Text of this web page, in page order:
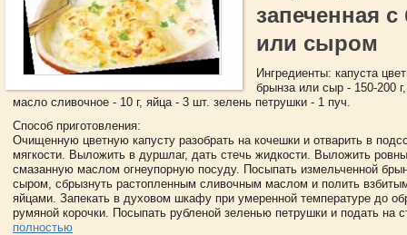
запеченная
или сыром
Ингредиенты: капуста
брынза или сыр - 150-200
масло сливочное - 10 г, яйца - 3 шт. зелень петрушки - 1 пуч.
Способ приготовления:
Очищенную цветную капусту разобрать на кочешки и отварить в
мягкости. Выложить в дуршлаг, дать стечь жидкости. Выложить
смазанную маслом огнеупорную посуду. Посыпать измельченной
сыром, сбрызнуть растопленным сливочным маслом и полить
яйцами. Запекать в духовом шкафу при умеренной температуре до
румяной корочки. Посыпать рубленой зеленью петрушки и подать
полностью